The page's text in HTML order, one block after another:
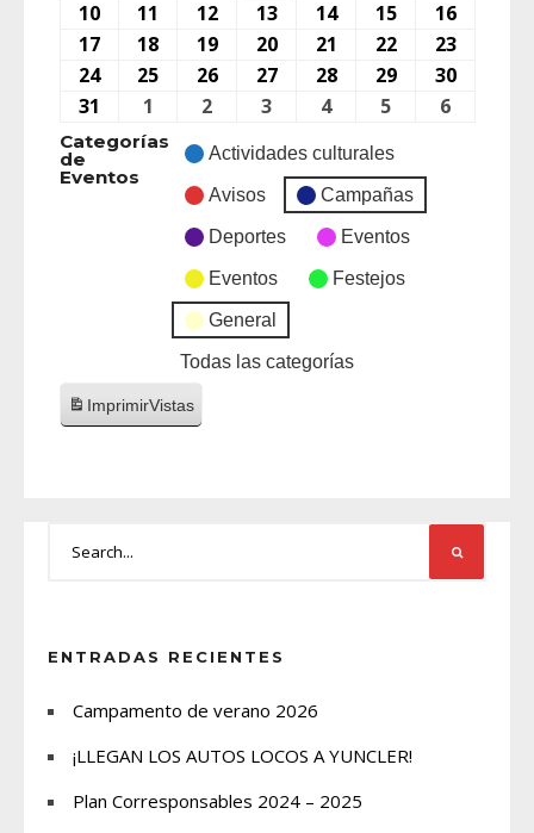
10
11 12 13 14 15
16
17
18 19 20 21 22
23
24
25 26 27 28 29
30
31
1 2 3 4 5 6
Categorías
de
Eventos
Actividades culturales
Avisos Campañas
Deportes Eventos
Eventos Festejos
General
Todas las categorías
ImprimirVistas
ENTRADAS RECIENTES
Campamento de verano 2026
¡LLEGAN LOS AUTOS LOCOS A YUNCLER!
Plan Corresponsables 2024 – 2025